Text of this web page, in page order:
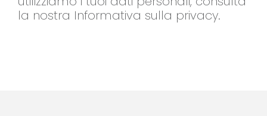
la nostra Informativa sulla privacy.